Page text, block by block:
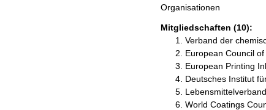
Organisationen
Mitgliedschaften (10):
Verband der
European Council
European Printing
Deutsches Institut
World Coatings